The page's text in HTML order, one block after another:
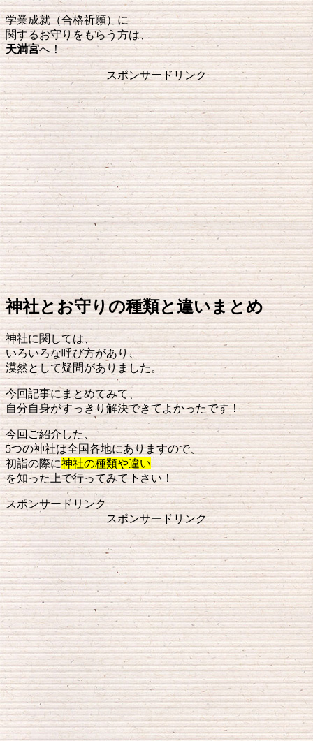
学業成就（合格祈願）に
関するお守りをもらう方は、
天満宮へ！
スポンサードリンク
神社とお守りの種類と違いまとめ
神社に関しては、
いろいろな呼び方があり、
漠然として疑問がありました。
今回記事にまとめてみて、
自分自身がすっきり解決できてよかったです！
今回ご紹介した、
5つの神社は全国各地にありますので、
初詣の際に神社の種類や違い
を知った上で行ってみて下さい！
スポンサードリンク
スポンサードリンク